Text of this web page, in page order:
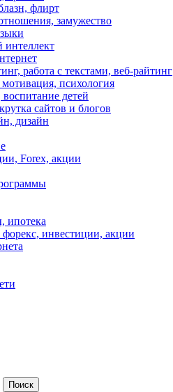
флирт
замужество
интеллект
работа с текстами, веб-райтинг
психология
воспитание детей
сайтов и блогов
дизайн
Forex, акции
ипотека
инвестиции, акции